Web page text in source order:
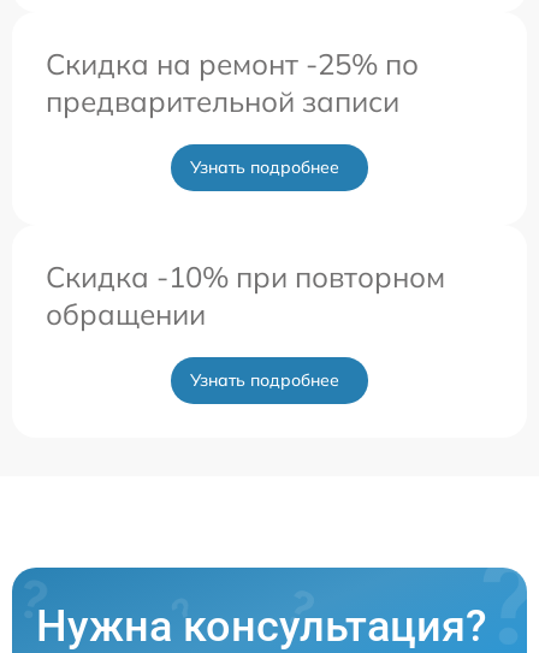
Скидка на ремонт -25% по
предварительной записи
Узнать подробнее
Скидка -10% при повторном
обращении
Узнать подробнее
Нужна консультация?